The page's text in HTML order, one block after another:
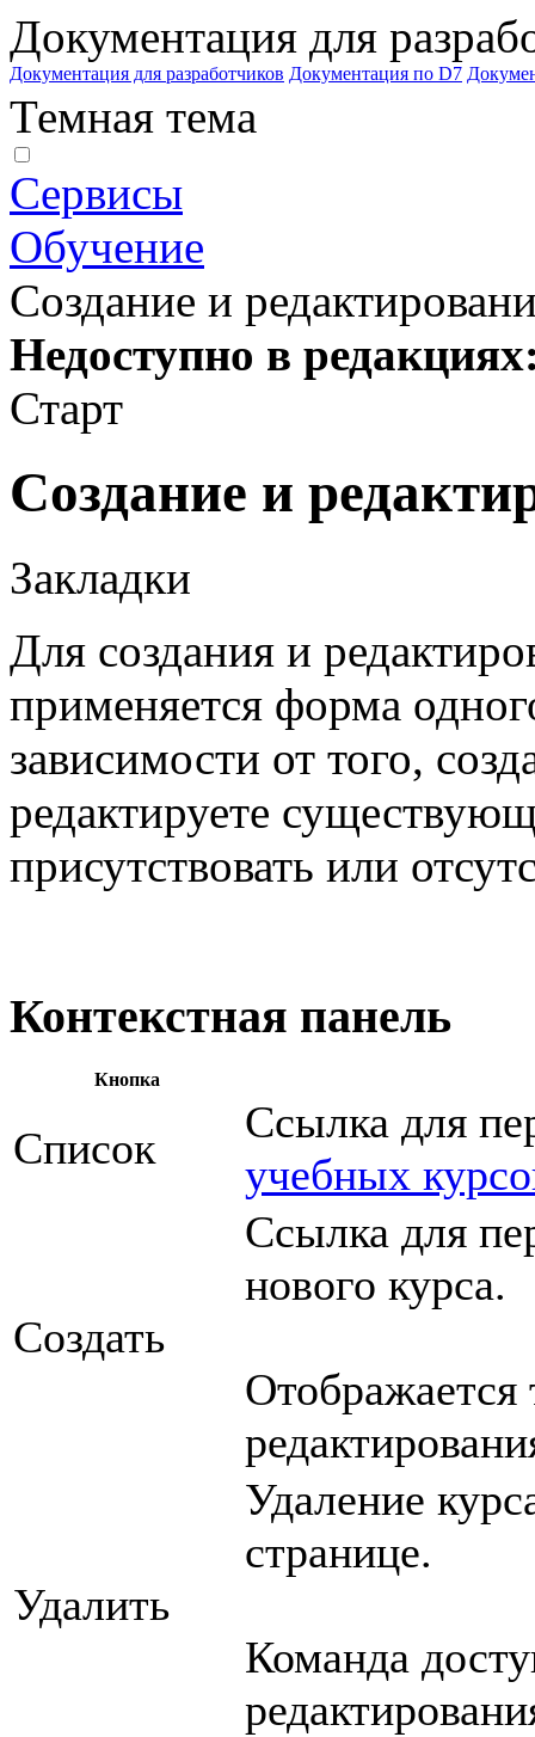
Документация для
Документация для разработчиков Документация по D7
Темная тема
Сервисы
Обучение
Создание и
Недоступно в
Старт
Создание и
Закладки
Для создания и
применяется форма
зависимости от того,
редактируете
присутствовать или
Контекстная панель
Кнопка
Список
Ссылка для
учебных
Создать
Ссылка для
нового курса.
Отображается
Удалить
Удаление
странице.
Команда